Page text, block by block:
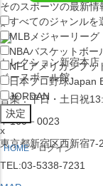
×
セレクション新宿本店
ベースボール館
営業：平日・土日祝
〒160－0023
東京都新宿区西新宿
TEL:03-5338-7231
そのスポーツの最新情
すべてのジャンルを
MLB メジャーリーグ
NBAバスケットボー
NFLアメリカンフッ
日本プロ野球Japan
JORDAN
x
HOME ログイン